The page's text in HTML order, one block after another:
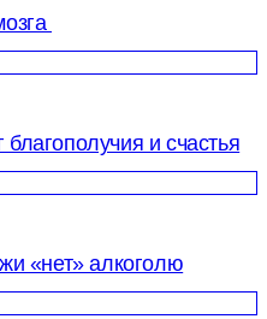
и счастья
«нет» алкоголю